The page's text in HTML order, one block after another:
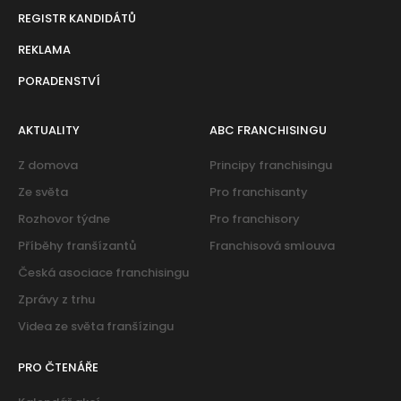
REGISTR KANDIDÁTŮ
REKLAMA
PORADENSTVÍ
AKTUALITY
Z domova
Ze světa
Rozhovor týdne
Příběhy franšízantů
Česká asociace franchisingu
Zprávy z trhu
Videa ze světa franšízingu
ABC FRANCHISINGU
Principy franchisingu
Pro franchisanty
Pro franchisory
Franchisová smlouva
PRO ČTENÁŘE